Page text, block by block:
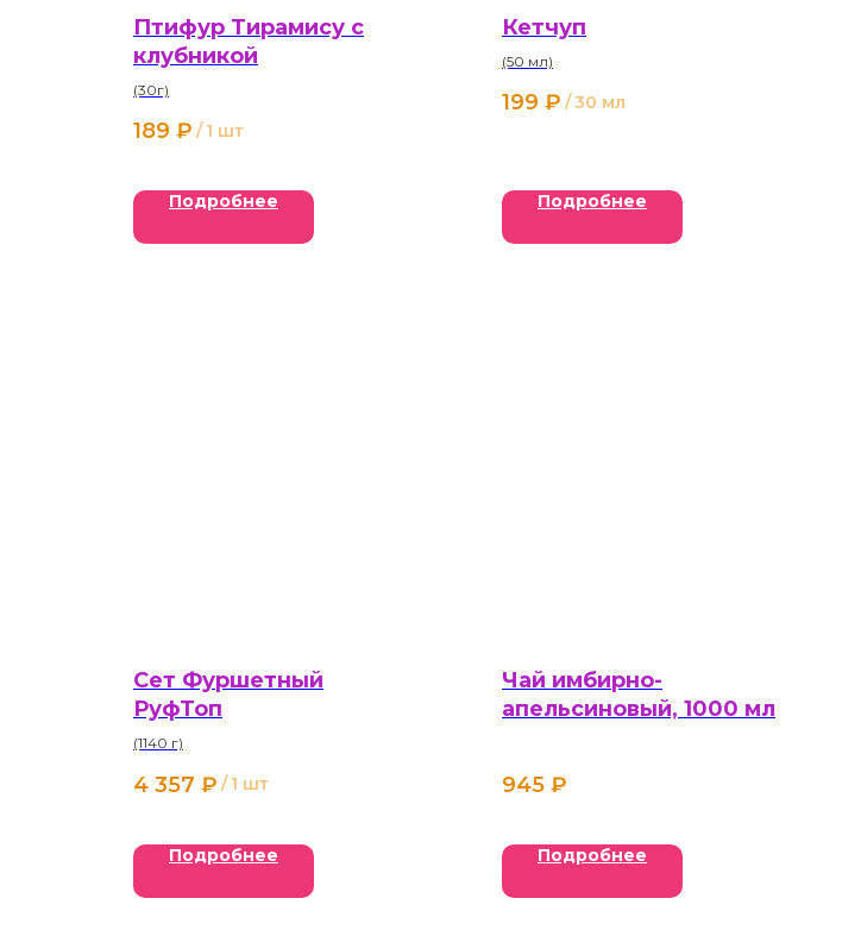
Птифур Тирамису с
клубникой
(30г)
189 ₽ / 1 шт
Подробнее
Кетчуп
(50 мл)
199 ₽ /30 мл
Подробнее
Сет Фуршетный
РуфТоп
(1140 г)
4 357 ₽ / 1 шт
Подробнее
Чай имбирно-
апельсиновый, 1000 мл
945 ₽
Подробнее